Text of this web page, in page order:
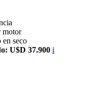
motor
en seco
U$D 37.900 i